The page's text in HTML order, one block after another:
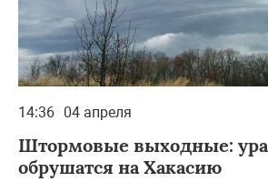
14:36 04 апреля
Штормовые выходные:
обрушатся на Хакасию